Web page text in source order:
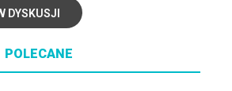
DYSKUSJI
POLECANE